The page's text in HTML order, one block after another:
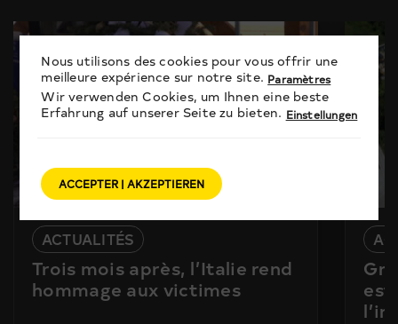
ACTUALITÉS
Trois mois après, l’Italie rend
hommage aux victimes
est
Nous utilisons des cookies pour vous offrir une
meilleure expérience sur notre site. Paramètres
Wir verwenden Cookies, um Ihnen eine beste
Erfahrung auf unserer Seite zu bieten. Einstellungen
ACCEPTER | AKZEPTIEREN